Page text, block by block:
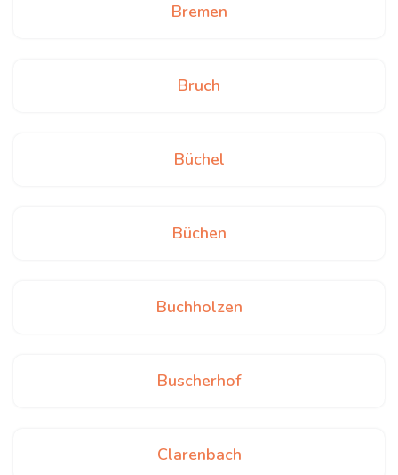
Bremen
Bruch
Büchel
Büchen
Buchholzen
Buscherhof
Clarenbach